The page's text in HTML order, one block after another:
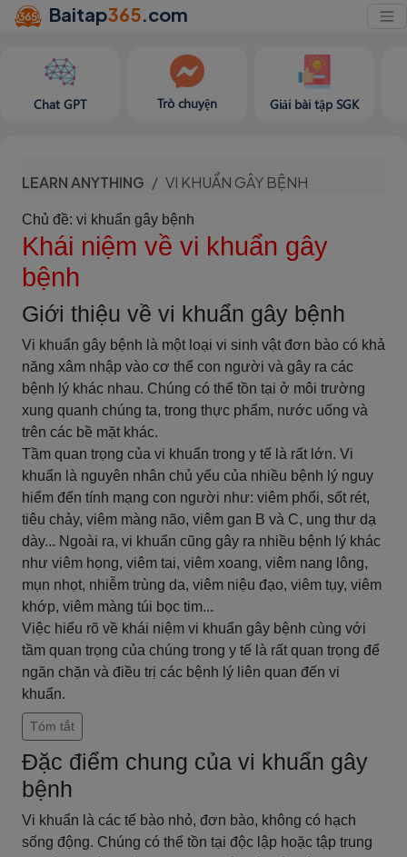
Baitap365.com
Chat GPT Trò chuyện Giải bài tập SGK
LEARN ANYTHING VI KHUẨN GÂY BỆNH
Chủ đề: vi khuẩn gây bệnh
Khái niệm về vi khuẩn gây
bệnh
Giới thiệu về vi khuẩn gây bệnh
Vi khuẩn gây bệnh là một loại vi sinh vật đơn bào có khả
năng xâm nhập vào cơ thể con người và gây ra các
bệnh lý khác nhau. Chúng có thể tồn tại ở môi trường
xung quanh chúng ta, trong thực phẩm, nước uống và
trên các bề mặt khác.
Tầm quan trọng của vi khuẩn trong y tế là rất lớn. Vi
khuẩn là nguyên nhân chủ yếu của nhiều bệnh lý nguy
hiểm đến tính mạng con người như: viêm phổi, sốt rét,
tiêu chảy, viêm màng não, viêm gan B và C, ung thư dạ
dày... Ngoài ra, vi khuẩn cũng gây ra nhiều bệnh lý khác
như viêm họng, viêm tai, viêm xoang, viêm nang lông,
mụn nhọt, nhiễm trùng da, viêm niệu đạo, viêm tụy, viêm
khớp, viêm màng túi bọc tim...
Việc hiểu rõ về khái niệm vi khuẩn gây bệnh cùng với
tầm quan trọng của chúng trong y tế là rất quan trọng để
ngăn chặn và điều trị các bệnh lý liên quan đến vi
khuẩn.
Tóm tắt
Đặc điểm chung của vi khuẩn gây
bệnh
Vi khuẩn là các tế bào nhỏ, đơn bào, không có hạch
sống động. Chúng có thể tồn tại độc lập hoặc tập trung